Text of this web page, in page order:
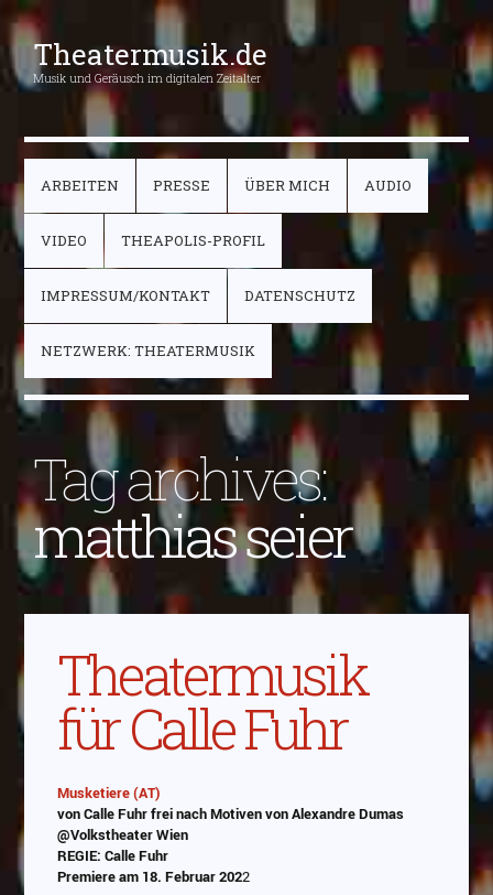
Theatermusik.de
Musik und Geräusch im digitalen Zeitalter
ARBEITEN PRESSE ÜBER MICH AUDIO
VIDEO THEAPOLIS-PROFIL
IMPRESSUM/KONTAKT DATENSCHUTZ
NETZWERK: THEATERMUSIK
Tag archives:
matthias seier
Theatermusik
für Calle Fuhr
Abspielen
Das Video wird von Youtube eingebettet
Musketiere (AT)
von Calle Fuhr frei nach Motiven von Alexandre Dumas
@Volkstheater Wien
REGIE: Calle Fuhr
Premiere am 18. Februar 2022